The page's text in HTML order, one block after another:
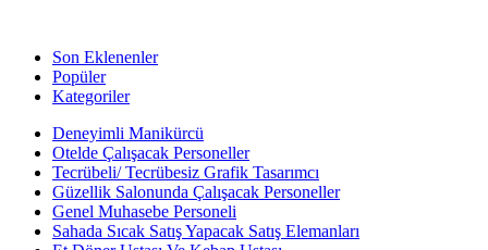
Son Eklenenler
Popüler
Kategoriler
Deneyimli Manikürcü
Otelde Çalışacak Personeller
Tecrübeli/ Tecrübesiz Grafik Tasarımcı
Güzellik Salonunda Çalışacak Personeller
Genel Muhasebe Personeli
Sahada Sıcak Satış Yapacak Satış Elemanları